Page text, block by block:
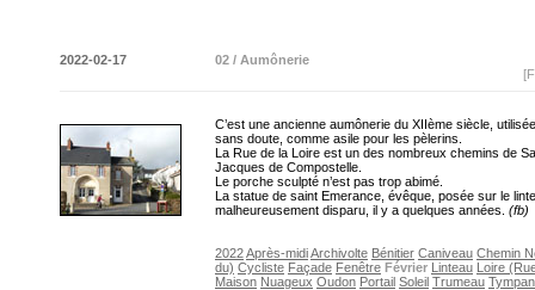
2022-02-17
02 / Aumônerie
C’est une ancienne aumônerie du XIIème siècle,
sans doute, comme asile pour les pèlerins.
La Rue de la Loire est un des nombreux chemins de
Jacques de Compostelle.
Le porche sculpté n’est pas trop abimé.
La statue de saint Emerance, évêque, posée sur le
malheureusement disparu, il y a quelques années. (fb)
2022Après-midiArchivolte Bénitier Caniveau Chemin
du) Cycliste Façade Fenêtre Février Linteau Loire
Maison Nuageux Oudon Portail Soleil Trumeau Tympan